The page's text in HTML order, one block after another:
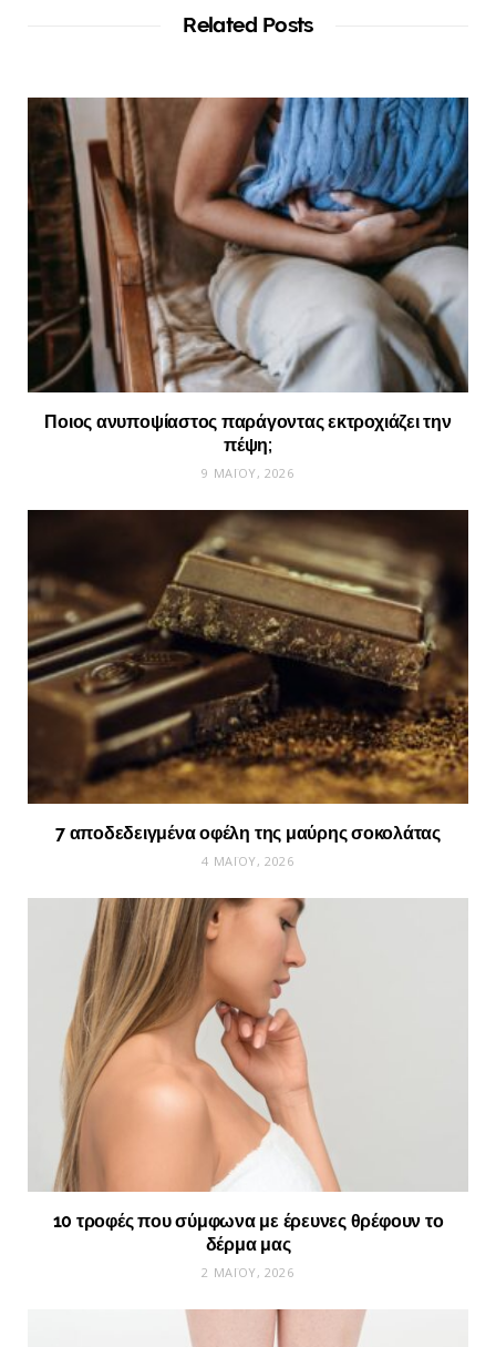
Related Posts
Ποιος ανυποψίαστος παράγοντας εκτροχιάζει την
πέψη;
9 ΜΑΪ́ΟΥ, 2026
7 αποδεδειγμένα οφέλη της μαύρης σοκολάτας
4 ΜΑΪ́ΟΥ, 2026
10 τροφές που σύμφωνα με έρευνες θρέφουν το
δέρμα μας
2 ΜΑΪ́ΟΥ, 2026